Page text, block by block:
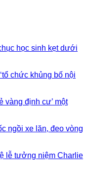
học sinh kẹt dưới
chức khủng bố nội
vàng định cư’ một
ngồi xe lăn, đeo vòng
lễ tưởng niệm Charlie